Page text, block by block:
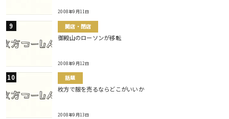
2008年9月11日
開店・閉店
御殿山のローソンが移転
2008年9月12日
話題
枚方で服を売るならどこがいいか
2008年9月13日